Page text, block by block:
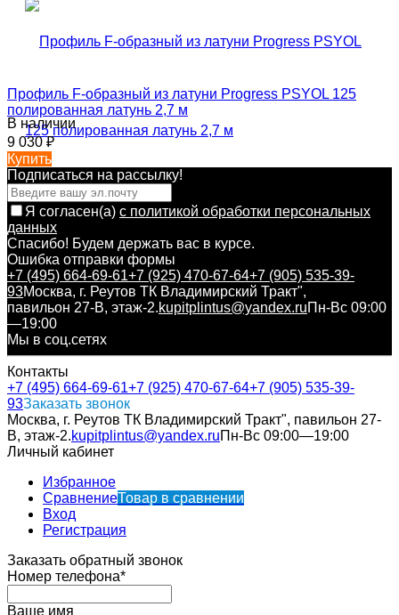
Профиль F-образный из латуни Progress PSYOL 125
полированная латунь 2,7 м
В наличии
9 030₽
Купить
Подписаться на рассылкy!
Я согласен(a) с политикой обработки персональных
данных
Спасибо! Будем держать вас в курсе.
Ошибка отправки формы
+7 (495) 664-69-61+7 (925) 470-67-64+7 (905) 535-39-
93Москва, г. Реутов ТК Владимирский Тракт",
павильон 27-В, этаж-2.kupitplintus@yandex.ruПн-Вс 09:00
—19:00
Мы в соц.сетях
Контакты
+7 (495) 664-69-61+7 (925) 470-67-64+7 (905) 535-39-
93Заказать звонок
Москва, г. Реутов ТК Владимирский Тракт", павильон 27-
В, этаж-2.kupitplintus@yandex.ruПн-Вс 09:00—19:00
Личный кабинет
Избранное
СравнениеТовар в сравнении
Вход
Регистрация
Заказать обратный звонок
Номер телефона*
Ваше имя